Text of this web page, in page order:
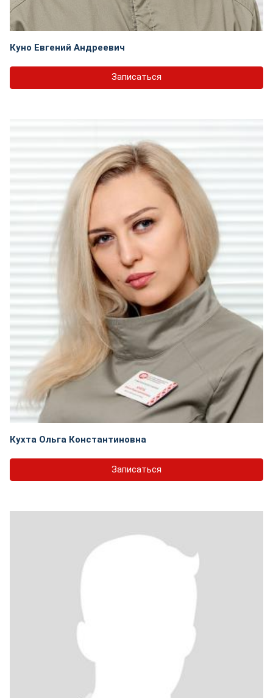
Куно Евгений Андреевич
Записаться
Кухта Ольга Константиновна
Записаться